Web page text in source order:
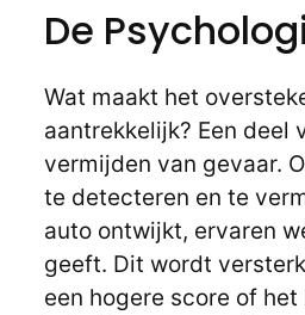
De
Wat maakt het
aantrekkelijk? Een deel
vermijden van gevaar.
te detecteren en te
auto ontwijkt, ervaren
geeft. Dit wordt
een hogere score of